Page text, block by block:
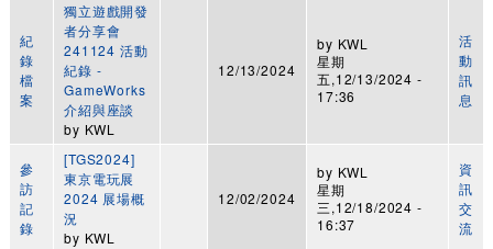
紀
錄
檔
案
獨立遊戲開發
者分享會
241124 活動
紀錄 -
GameWorks
介紹與座談
by KWL
12/13/2024
by KWL
星期
五,12/13/2024 -
17:36
活
動
訊
息
參
訪
記
錄
[TGS2024]
東京電玩展
2024 展場概
況
by KWL
12/02/2024
by KWL
星期
三,12/18/2024 -
16:37
資
訊
交
流